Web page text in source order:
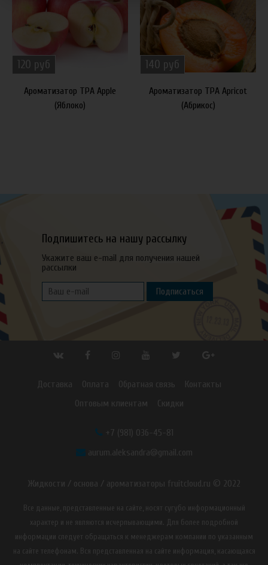
120 руб
Ароматизатор TPA Apple
(Яблоко)
140 руб
Ароматизатор TPA Apricot
(Абрикос)
Подпишитесь на нашу рассылку
Укажите ваш e-mail для получения нашей
рассылки
Подписаться
Доставка Оплата Обратная связь
Контакты
Оптовым клиентам
Скидки
+7 (981) 036-45-81
aurum.aleksandra@gmail.com
Жидкости / основа / ароматизаторы fruitcloud.ru © 2022
Все данные, представленные на сайте, носят сугубо информационный
характер и не являются исчерпывающими. Для более подробной
информации следует обращаться к менеджерам компании по указанным
на сайте телефонам. Вся представленная на сайте информация, касающаяся